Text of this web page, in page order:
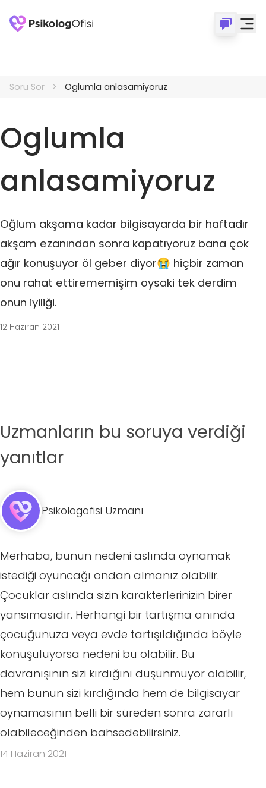
Soru Sor Oglumla anlasamiyoruz
Oglumla
anlasamiyoruz
Oğlum akşama kadar bilgisayarda bir haftadır
akşam ezanından sonra kapatıyoruz bana çok
ağır konuşuyor öl geber diyor😭 hiçbir zaman
onu rahat ettirememişim oysaki tek derdim
onun iyiliği.
12 Haziran 2021
Uzmanların bu soruya verdiği
yanıtlar
Psikologofisi Uzmanı
Merhaba, bunun nedeni aslında oynamak
istediği oyuncağı ondan almanız olabilir.
Çocuklar aslında sizin karakterlerinizin birer
yansımasıdır. Herhangi bir tartışma anında
çocuğunuza veya evde tartışıldığında böyle
konuşuluyorsa nedeni bu olabilir. Bu
davranışının sizi kırdığını düşünmüyor olabilir,
hem bunun sizi kırdığında hem de bilgisayar
oynamasının belli bir süreden sonra zararlı
olabileceğinden bahsedebilirsiniz.
14 Haziran 2021